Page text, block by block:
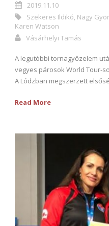
2019.11.10
Szekeres Ildikó, Nagy
Karen Watson
Vásárhelyi Tamás
A legutóbbi tornagyőzelem
vegyes párosok World Tour-
A Lódzban megszerzett
Read More